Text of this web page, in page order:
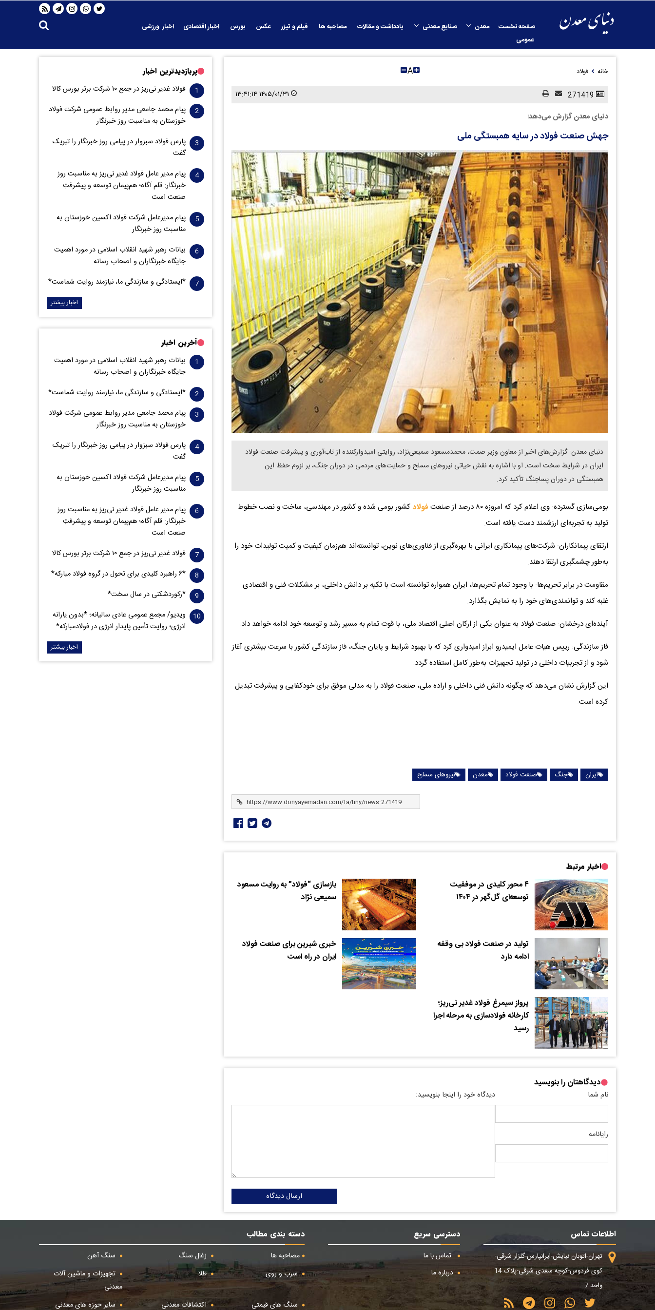
صفحه نخست معدن صنایع معدنی یادداشت و مقالات مصاحبه ها فیلم و تیزر عکس بورس اخبار اقتصادی
اخبار ورزشی
عمومی
خانه فولاد A
۱۴۰۵/۰۱/۳۱ ۱۳:۴۱:۱۴
دنیای معدن گزارش می‌دهد؛
جهش صنعت فولاد در سایه همبستگی ملی
دنیای معدن: گزارش‌های اخیر از معاون وزیر صمت، محمدمسعود سمیعی‌نژاد، روایتی امیدوارکننده از تاب‌آوری و پیشرفت صنعت فولاد
ایران در شرایط سخت است. او با اشاره به نقش حیاتی نیروهای مسلح و حمایت‌های مردمی در دوران جنگ، بر لزوم حفظ این
همبستگی در دوران پساجنگ تأکید کرد.
بومی‌سازی گسترده: وی اعلام کرد که امروزه ۸۰ درصد از صنعت فولاد کشور بومی شده و کشور در مهندسی، ساخت و نصب خطوط
تولید به تجربه‌ای ارزشمند دست یافته است.
ارتقای پیمانکاران: شرکت‌های پیمانکاری ایرانی با بهره‌گیری از فناوری‌های نوین، توانسته‌اند هم‌زمان کیفیت و کمیت تولیدات خود را
به‌طور چشمگیری ارتقا دهند.
مقاومت در برابر تحریم‌ها: با وجود تمام تحریم‌ها، ایران همواره توانسته است با تکیه بر دانش داخلی، بر مشکلات فنی و اقتصادی
غلبه کند و توانمندی‌های خود را به نمایش بگذارد.
آینده‌ای درخشان: صنعت فولاد به عنوان یکی از ارکان اصلی اقتصاد ملی، با قوت تمام به مسیر رشد و توسعه خود ادامه خواهد داد.
فاز سازندگی: رییس هیات عامل ایمیدرو ابراز امیدواری کرد که با بهبود شرایط و پایان جنگ، فاز سازندگی کشور با سرعت بیشتری آغاز
شود و از تجربیات داخلی در تولید تجهیزات به‌طور کامل استفاده گردد.
این گزارش نشان می‌دهد که چگونه دانش فنی داخلی و اراده ملی، صنعت فولاد را به مدلی موفق برای خودکفایی و پیشرفت تبدیل
کرده است.
ایران جنگ صنعت فولاد معدن نیروهای مسلح
اخبار مرتبط
۴ محور کلیدی در موفقیت
توسعه‌ای گل‌گهر در ۱۴۰۴
بازسازی “فولاد” به روایت مسعود
سمیعی نژاد
تولید در صنعت فولاد بی وقفه
ادامه دارد
خبری شیرین برای صنعت فولاد
ایران در راه است
پرواز سیمرغ فولاد غدیر نی‌ریز؛
کارخانه فولادسازی به مرحله اجرا
رسید
دیدگاهتان را بنویسید
نام شما
رایانامه
دیدگاه خود را اینجا بنویسید:
ارسال دیدگاه
پربازدیدترین اخبار
فولاد غدیر نی‌ریز در جمع ۱۰ شرکت برتر بورس کالا
پیام محمد جامعی مدیر روابط عمومی شرکت فولاد
خوزستان به مناسبت روز خبرنگار
پارس فولاد سبزوار در پیامی روز خبرنگار را تبریک
گفت
پیام مدیر عامل فولاد غدیر نی‌ریز به مناسبت روز
خبرنگار: قلم آگاه؛ هم‌پیمان توسعه و پیشرفتِ
صنعت است
پیام مدیرعامل شرکت فولاد اکسین خوزستان به
مناسبت روز خبرنگار
بیانات رهبر شهید انقلاب اسلامی در مورد اهمیت
جایگاه خبرنگاران و اصحاب رسانه
*ایستادگی و سازندگی ما، نیازمند روایت شماست*
اخبار بیشتر
آخرین اخبار
بیانات رهبر شهید انقلاب اسلامی در مورد اهمیت
جایگاه خبرنگاران و اصحاب رسانه
*ایستادگی و سازندگی ما، نیازمند روایت شماست*
پیام محمد جامعی مدیر روابط عمومی شرکت فولاد
خوزستان به مناسبت روز خبرنگار
پارس فولاد سبزوار در پیامی روز خبرنگار را تبریک
گفت
پیام مدیرعامل شرکت فولاد اکسین خوزستان به
مناسبت روز خبرنگار
پیام مدیر عامل فولاد غدیر نی‌ریز به مناسبت روز
خبرنگار: قلم آگاه؛ هم‌پیمان توسعه و پیشرفتِ
صنعت است
فولاد غدیر نی‌ریز در جمع ۱۰ شرکت برتر بورس کالا
*۶ راهبرد کلیدی برای تحول در گروه فولاد مبارکه*
*رکوردشکنی در سال سخت*
ویدیو/ مجمع عمومی عادی سالیانه؛ *بدون یارانه
انرژی؛ روایت تأمین پایدار انرژی در فولادمبارکه*
اخبار بیشتر
اطلاعات تماس
تهران-اتوبان نیایش-ایرانپارس-گلزار شرقی-
کوی فردوس-کوچه سعدی شرقی-پلاک 14
واحد 7
دسترسی سریع
تماس با ما
درباره ما
دسته بندی مطالب
مصاحبه ها
زغال سنگ
سنگ آهن
سرب و روی
طلا
تجهیزات و ماشین آلات
معدنی
سنگ های قیمتی
اکتشافات معدنی سایر حوزه های معدنی